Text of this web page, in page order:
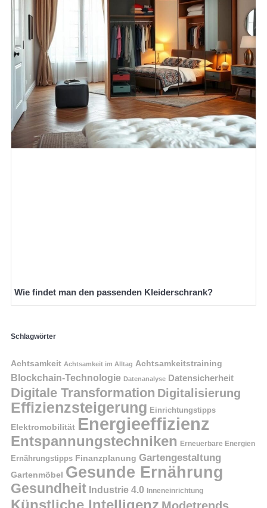
Wie findet man den passenden Kleiderschrank?
Schlagwörter
Achtsamkeit Achtsamkeit im Alltag Achtsamkeitstraining
Blockchain-Technologie Datenanalyse Datensicherheit
Digitale Transformation Digitalisierung
Effizienzsteigerung Einrichtungstipps
Elektromobilität Energieeffizienz
Entspannungstechniken Erneuerbare Energien
Ernährungstipps Finanzplanung Gartengestaltung
Gartenmöbel Gesunde Ernährung
Gesundheit Industrie 4.0 Inneneinrichtung
Künstliche Intelligenz